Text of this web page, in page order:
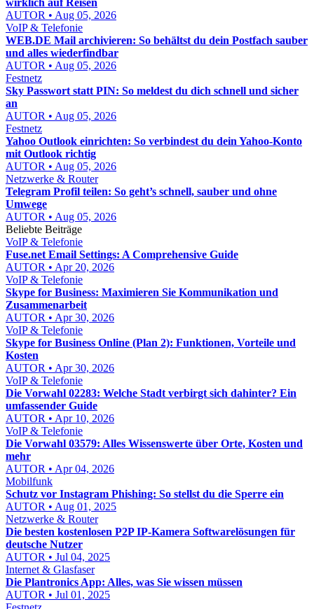
wirklich auf Reisen
AUTOR • Aug 05, 2026
VoIP & Telefonie
WEB.DE Mail archivieren: So behältst du dein Postfach sauber
und alles wiederfindbar
AUTOR • Aug 05, 2026
Festnetz
Sky Passwort statt PIN: So meldest du dich schnell und sicher
an
AUTOR • Aug 05, 2026
Festnetz
Yahoo Outlook einrichten: So verbindest du dein Yahoo-Konto
mit Outlook richtig
AUTOR • Aug 05, 2026
Netzwerke & Router
Telegram Profil teilen: So geht’s schnell, sauber und ohne
Umwege
AUTOR • Aug 05, 2026
Beliebte Beiträge
VoIP & Telefonie
Fuse.net Email Settings: A Comprehensive Guide
AUTOR • Apr 20, 2026
VoIP & Telefonie
Skype for Business: Maximieren Sie Kommunikation und
Zusammenarbeit
AUTOR • Apr 30, 2026
VoIP & Telefonie
Skype for Business Online (Plan 2): Funktionen, Vorteile und
Kosten
AUTOR • Apr 30, 2026
VoIP & Telefonie
Die Vorwahl 02283: Welche Stadt verbirgt sich dahinter? Ein
umfassender Guide
AUTOR • Apr 10, 2026
VoIP & Telefonie
Die Vorwahl 03579: Alles Wissenswerte über Orte, Kosten und
mehr
AUTOR • Apr 04, 2026
Mobilfunk
Schutz vor Instagram Phishing: So stellst du die Sperre ein
AUTOR • Aug 01, 2025
Netzwerke & Router
Die besten kostenlosen P2P IP-Kamera Softwarelösungen für
deutsche Nutzer
AUTOR • Jul 04, 2025
Internet & Glasfaser
Die Plantronics App: Alles, was Sie wissen müssen
AUTOR • Jul 01, 2025